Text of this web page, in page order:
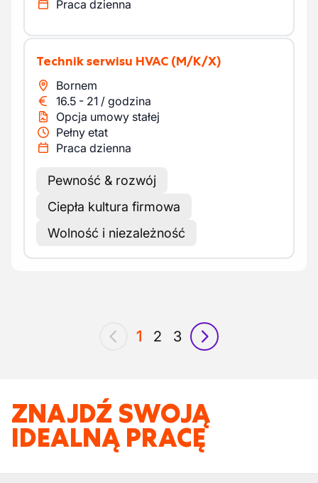
Praca dzienna
Technik serwisu HVAC (M/K/X)
Bornem
16.5 - 21 / godzina
Opcja umowy stałej
Pełny etat
Praca dzienna
Pewność & rozwój
Ciepła kultura firmowa
Wolność i niezależność
poprzedni
1 2 3
następny
ZNAJDŹ SWOJĄ
IDEALNĄ PRACĘ